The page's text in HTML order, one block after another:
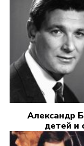
Александр
детей и